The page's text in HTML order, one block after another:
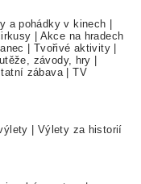
a pohádky v kinech
Akce na hradech
Tvořivé aktivity
závody, hry
zábava|TV
Výlety za historií